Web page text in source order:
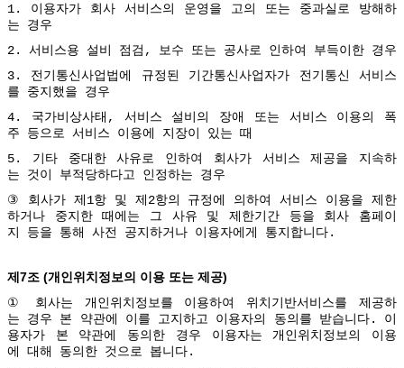
1. 이용자가 회사 서비스의 운영을 고의 또는 중과실로
방해하
는
경우
2. 서비스용 설비 점검 , 보수 또는 공사로 인하여 부득이한 경우
3. 전기통신사업법에 규정된 기간통신사업자가 전기통신
서비스
를
중지했을 경우
4. 국가비상사태 , 서비스 설비의 장애 또는 서비스 이용의
폭
주
등으로 서비스 이용에 지장이 있는 때
5. 기타 중대한 사유로 인하여 회사가 서비스 제공을
지속하
는
것이 부적당하다고 인정하는
경우
③
회사가 제 1항 및 제 2항의 규정에 의하여 서비스 이용을
제한
하거나
중지한 때에는 그 사유 및 제한기간 등을 회사
홈페이
지
등을 통해 사전 공지하거나 이용자에게 통지합니다 .
제 7조 (개인위치정보의 이용 또는 제공)
① 회사는 개인위치정보를 이용하여 위치기반서비스를
제공하
는
경우 본 약관에 이를 고지하고 이용자의 동의를 받습니다. 이
용자가
본 약관에 동의한 경우 이용자는 개인위치정보의
이용
에
대해 동의한 것으로 봅니다 .